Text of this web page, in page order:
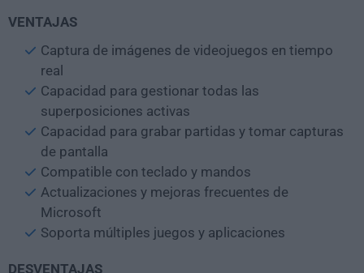
VENTAJAS
Captura de imágenes de videojuegos en tiempo
real
Capacidad para gestionar todas las
superposiciones activas
Capacidad para grabar partidas y tomar capturas
de pantalla
Compatible con teclado y mandos
Actualizaciones y mejoras frecuentes de
Microsoft
Soporta múltiples juegos y aplicaciones
DESVENTAJAS